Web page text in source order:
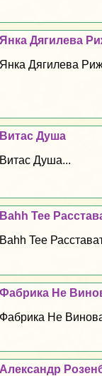
Янка Дягилева
Янка Дягилева
Витас Душа
Витас Душа...
Bahh Tee
Bahh Tee
Фабрика Не
Фабрика Не
Александр